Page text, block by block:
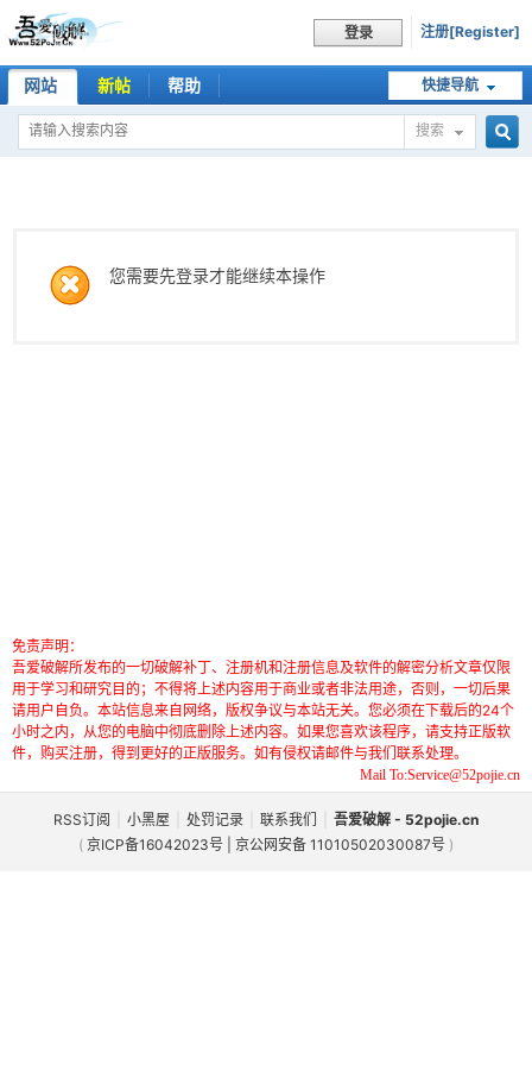
登录 注册[Register]
快捷导航
网站 新帖 帮助
搜索
您需要先登录才能继续本操作
免责声明：
吾爱破解所发布的一切破解补丁、注册机和注册信息及软件的解密分析文章仅限
用于学习和研究目的；不得将上述内容用于商业或者非法用途，否则，一切后果
请用户自负。本站信息来自网络，版权争议与本站无关。您必须在下载后的24个
小时之内，从您的电脑中彻底删除上述内容。如果您喜欢该程序，请支持正版软
件，购买注册，得到更好的正版服务。如有侵权请邮件与我们联系处理。
Mail To:Service@52pojie.cn
RSS订阅 小黑屋 处罚记录 联系我们
吾爱破解 - 52pojie.cn
( 京ICP备16042023号 | 京公网安备 11010502030087号 )